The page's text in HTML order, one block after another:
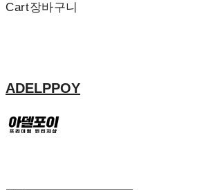
Cart장바구니
ADELPPOY